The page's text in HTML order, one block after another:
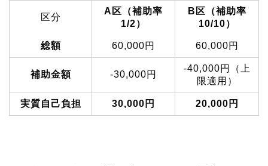
区分
A区（補助率
1/2）
B区（補助率
10/10）
総額 60,000円 60,000円
補助金額 -30,000円
-40,000円（上
限適用）
実質自己負担 30,000円 20,000円